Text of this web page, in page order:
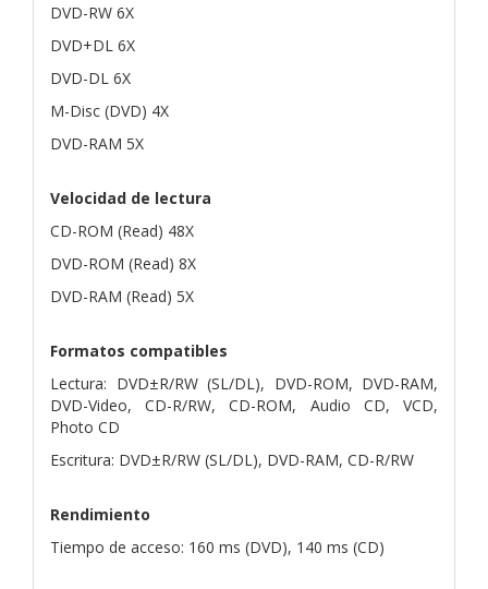
DVD-RW 6X
DVD+DL 6X
DVD-DL 6X
M-Disc (DVD) 4X
DVD-RAM 5X
Velocidad de lectura
CD-ROM (Read) 48X
DVD-ROM (Read) 8X
DVD-RAM (Read) 5X
Formatos compatibles
Lectura: DVD±R/RW (SL/DL), DVD-ROM, DVD-RAM,
DVD-Video, CD-R/RW, CD-ROM, Audio CD, VCD,
Photo CD
Escritura: DVD±R/RW (SL/DL), DVD-RAM, CD-R/RW
Rendimiento
Tiempo de acceso: 160 ms (DVD), 140 ms (CD)